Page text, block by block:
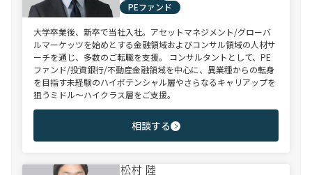
PEファンド
大学卒業後、新卒で当社入社。アセットマネジメント/グローバ
ルマーケッツを始めとする金融領域およびコンサル領域の人材サ
ーチを通じ、多数のご転職を支援。 コンサルタントとして、PE
ファンド/投資銀行/不動産金融領域を中心に、異業種からの転身
を目指す未経験のハイポテンシャル層やさらなるキャリアップを
狙うミドル～ハイクラス層をご支援。
相談する
松村 陸